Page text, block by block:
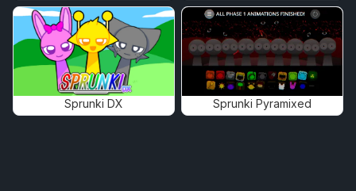
Sprunki DX Sprunki Pyramixed